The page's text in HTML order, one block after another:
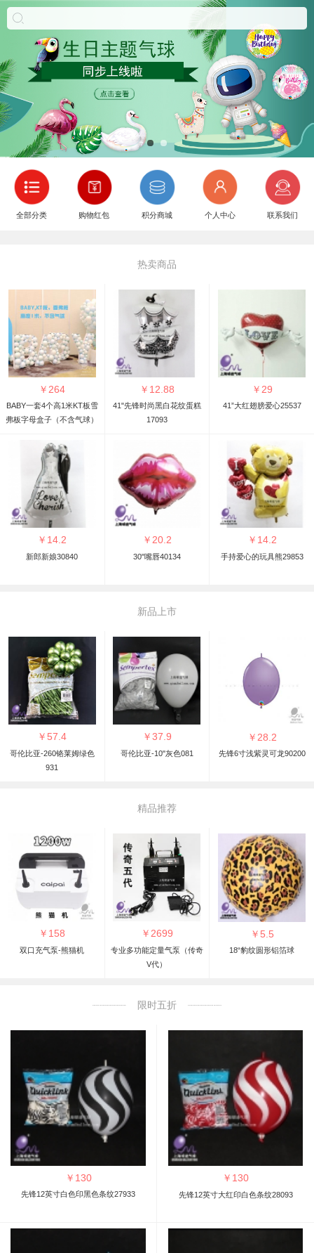
全部分类 购物红包 积分商城 个人中心 联系我们
热卖商品
￥ 264
BABY一套4个高1米KT板雪
弗板字母盒子（不含气球）
￥ 12.88
41"先锋时尚黑白花纹蛋糕
17093
￥ 29
41”大红翅膀爱心25537
￥ 14.2
新郎新娘30840
￥ 20.2
30"嘴唇40134
￥ 14.2
手持爱心的玩具熊29853
新品上市
￥ 57.4
哥伦比亚-260铬莱姆绿色
931
￥37.9
哥伦比亚-10"灰色081
￥ 28.2
先锋6寸浅紫灵可龙90200
精品推荐
￥ 158
双口充气泵-熊猫机
￥2699
专业多功能定量气泵（传奇
V代）
￥ 5.5
18“豹纹圆形铝箔球
限时五折
￥ 130
先锋12英寸白色印黑色条纹27933
￥ 130
先锋12英寸大红印白色条纹28093